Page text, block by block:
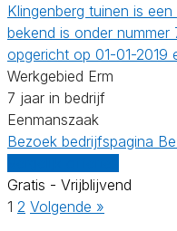
Klingenberg tuinen is
bekend is onder
opgericht op 01-01-2019
Werkgebied Erm
7 jaar in bedrijf
Eenmanszaak
Bezoek bedrijfspagina
Gratis - Vrijblijvend
1 2 Volgende »